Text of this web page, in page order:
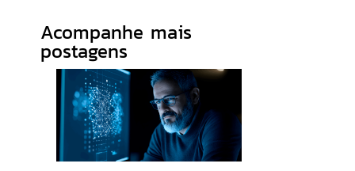
Acompanhe mais
postagens